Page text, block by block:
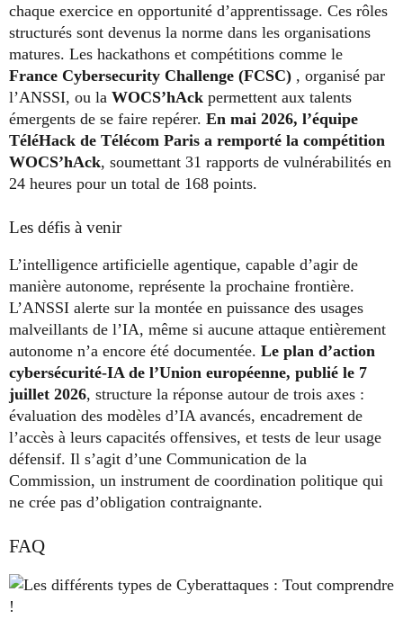
chaque exercice en opportunité d’apprentissage. Ces rôles
structurés sont devenus la norme dans les organisations
matures. Les hackathons et compétitions comme le
France Cybersecurity Challenge (FCSC) , organisé par
l’ANSSI, ou la WOCS’hAck permettent aux talents
émergents de se faire repérer. En mai 2026, l’équipe
TéléHack de Télécom Paris a remporté la compétition
WOCS’hAck, soumettant 31 rapports de vulnérabilités en
24 heures pour un total de 168 points.
Les défis à venir
L’intelligence artificielle agentique, capable d’agir de
manière autonome, représente la prochaine frontière.
L’ANSSI alerte sur la montée en puissance des usages
malveillants de l’IA, même si aucune attaque entièrement
autonome n’a encore été documentée. Le plan d’action
cybersécurité-IA de l’Union européenne, publié le 7
juillet 2026, structure la réponse autour de trois axes :
évaluation des modèles d’IA avancés, encadrement de
l’accès à leurs capacités offensives, et tests de leur usage
défensif. Il s’agit d’une Communication de la
Commission, un instrument de coordination politique qui
ne crée pas d’obligation contraignante.
FAQ